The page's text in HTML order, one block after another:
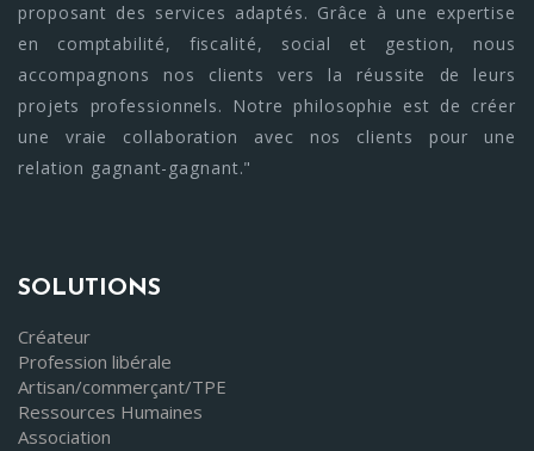
proposant des services adaptés. Grâce à une expertise
en comptabilité, fiscalité, social et gestion, nous
accompagnons nos clients vers la réussite de leurs
projets professionnels. Notre philosophie est de créer
une vraie collaboration avec nos clients pour une
relation gagnant-gagnant."
SOLUTIONS
Créateur
Profession libérale
Artisan/commerçant/TPE
Ressources Humaines
Association